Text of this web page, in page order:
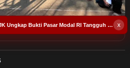
x
Bos OJK Ungkap Bukti Pasar Modal RI Tangguh Masuk Usia 49 Tahun